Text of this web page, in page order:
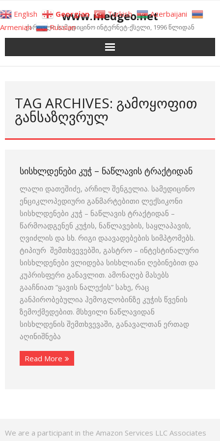
to
content
www.medgeo.net
ქართული სამედიცინო ინტერნეტ-ქსელი, 1996 წლიდან
TAG ARCHIVES: ᲒᲐᲛᲝᲧᲝᲤᲘᲗ
ᲒᲐᲜᲡᲐᲖᲦᲕᲠᲣᲚ
ᲡᲘᲡᲮᲚᲓᲔᲜᲔᲑᲘ ᲙᲣᲭ – ᲜᲐᲬᲚᲐᲕᲘᲡ ᲢᲠᲐᲥᲢᲘᲓᲐᲜ
ლალი დათეშიძე, არჩილ შენგელია. სამედიცინო
ენციკლოპედიური განმარტებითი ლექსიკონი
სისხლდენები კუჭ – ნაწლავის ტრაქტიდან –
წარმოადგენენ კუჭის, ნაწლავების, საყლაპავის,
ღვიძლის და სხ. რიგი დაავადებების სიმპტომებს.
ტიპიურ შემთხვევებში, გასტრო – ინტესტინალური
სისხლდენები ვლიდება სისხლიანი ღებინებით და
კუპრისფერი განავლით. ამონაღებ მასებს
გააჩნიათ “ყავის ნალექის” სახე, რაც
განპირობებულია ჰემოგლობინზე კუჭის წვენის
ზემოქმედებით. მსხვილი ნაწლავიდან
სისხლდენის შემთხვევაში, განავალთან ერთად
აღინიშნება
Read More
We are a participant in the Amazon Services LLC Associates
English Georgian Turkish
Azerbaijani
Armenian
Russian